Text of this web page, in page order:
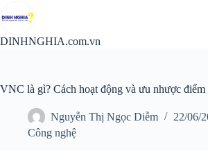
đến
nội
DINHNGHIA.com.vn
VNC là gì? Cách hoạt động và ưu nhược
Nguyễn Thị Ngọc Diễm
22/06/
Công nghệ